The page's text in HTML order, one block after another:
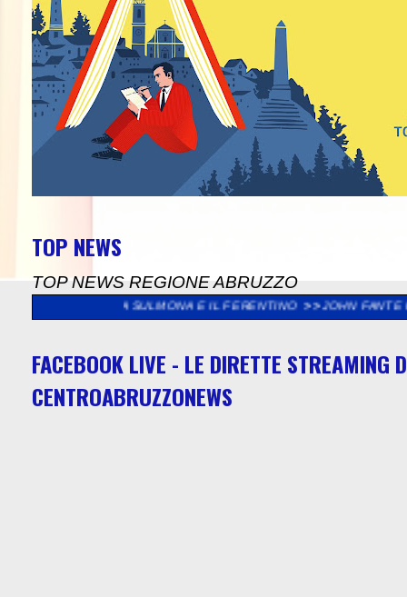
TOP NEWS
TOP NEWS REGIONE ABRUZZO
SULMONA E IL FERENTINO >> JOHN FANTE FESTIVAL
FACEBOOK LIVE - LE DIRETTE STREAMING
CENTROABRUZZONEWS